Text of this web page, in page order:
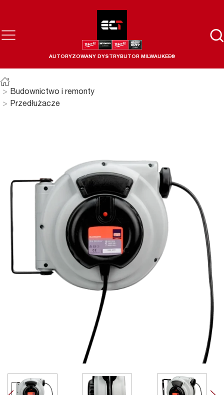
AUTORYZOWANY DYSTRYBUTOR MILWAUKEE®
Budownictwo i remonty
Przedłużacze